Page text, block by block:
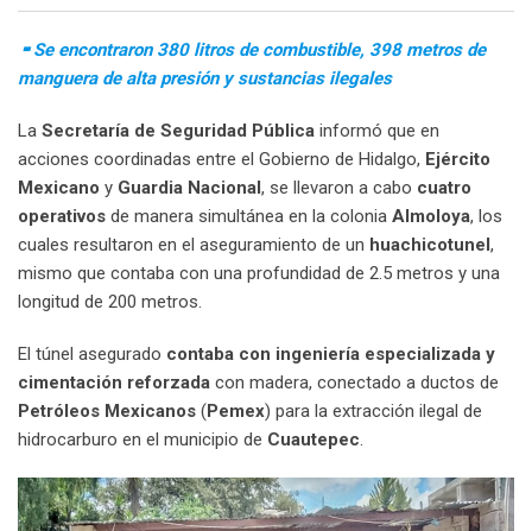
⁃ Se encontraron 380 litros de combustible, 398 metros de
manguera de alta presión y sustancias ilegales
La Secretaría de Seguridad Pública informó que en
acciones coordinadas entre el Gobierno de Hidalgo, Ejército
Mexicano y Guardia Nacional , se llevaron a cabo cuatro
operativos de manera simultánea en la colonia Almoloya, los
cuales resultaron en el aseguramiento de un huachicotunel ,
mismo que contaba con una profundidad de 2.5 metros y una
longitud de 200 metros.
El túnel asegurado contaba con ingeniería especializada y
cimentación reforzada con madera, conectado a ductos de
Petróleos Mexicanos (Pemex) para la extracción ilegal de
hidrocarburo en el municipio de Cuautepec.